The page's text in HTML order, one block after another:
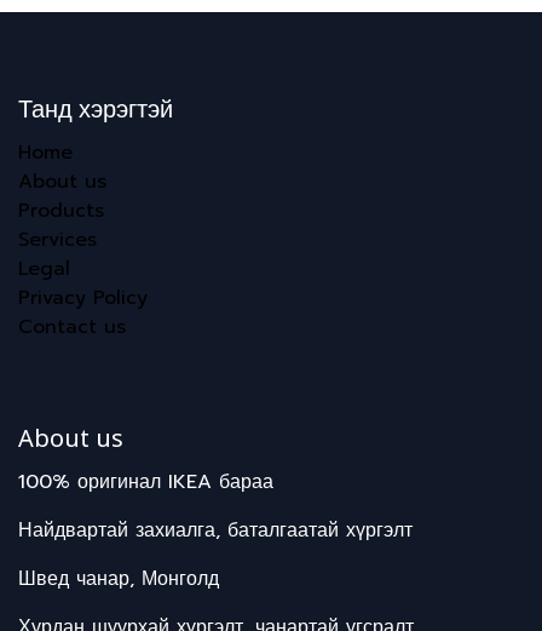
Танд хэрэгтэй
Home
About us
Products
Services
Legal
Privacy Policy
Contact us
About us
100% оригинал IKEA бараа
Найдвартай захиалга, баталгаатай хүргэлт
Швед чанар, Монголд